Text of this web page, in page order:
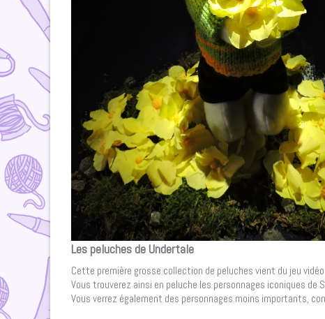
Les peluches de Undertale
Cette première grosse collection de peluches vient du jeu vidéo
Vous trouverez ainsi en peluche les personnages iconiques de
Vous verrez également des personnages moins importants,